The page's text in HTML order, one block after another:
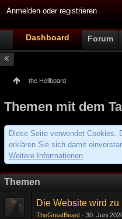
Anmelden oder registrieren
Dashboard Forum
the Hellboard
Themen mit dem
Diese Seite verwendet Cookies.
erklären Sie sich damit
Weitere Informationen
Themen
Die Website wird
TheGreatBeast 30. Juni